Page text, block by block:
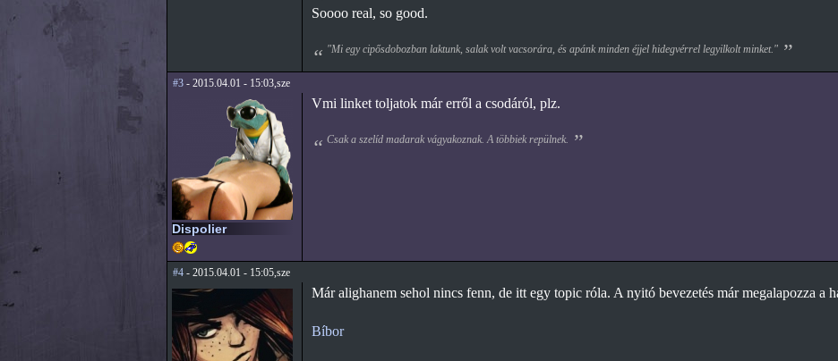
Soooo real, so good.
"Mi egy cipősdobozban laktunk, salak volt vacsorára, és apánk minden éjjel hidegvérrel legyilkolt minket."
#3- 2015.04.01 - 15:03,sze
Dispolier
Vmi linket toljatok már erről a csodáról, plz.
Csak a szelíd madarak vágyakoznak. A többiek repülnek.
#4- 2015.04.01 - 15:05,sze
Már alighanem sehol nincs fenn, de itt egy topic róla. A nyitó bevezetés már megalapozza a
Bíbor